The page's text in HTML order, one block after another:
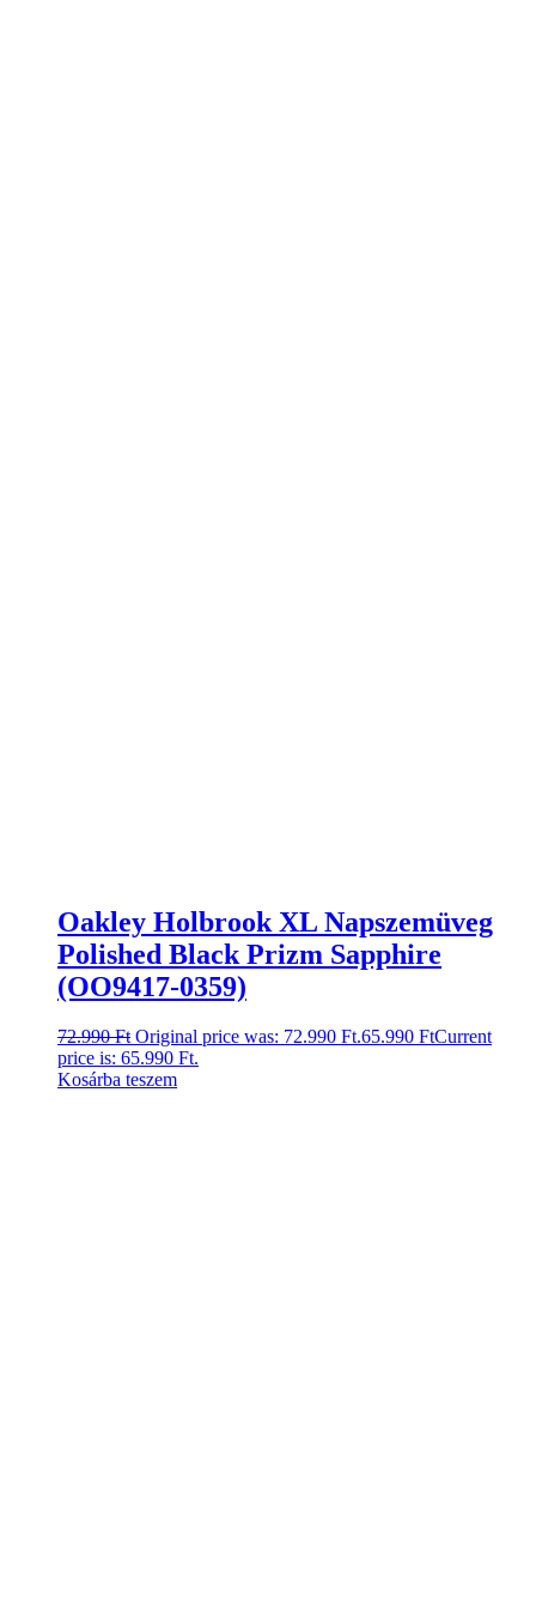
Oakley Holbrook XL Napszemüveg
Polished Black Prizm Sapphire
(OO9417-0359)
72.990Ft Original price was: 72.990 Ft.65.990 FtCurrent
price is: 65.990 Ft.
Kosárba teszem